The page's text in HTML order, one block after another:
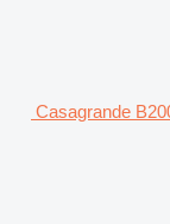
Casagrande